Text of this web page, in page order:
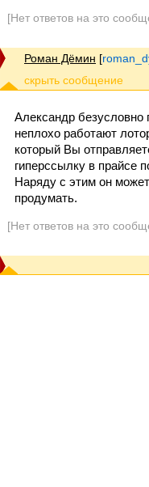
[Нет ответов на это
Роман Дёмин [
Александр безусловно
неплохо работают
который Вы
гиперссылку в прайсе
Наряду с этим он
продумать.
[Нет ответов на это